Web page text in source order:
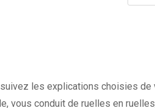
les explications choisies de
vous conduit de ruelles en